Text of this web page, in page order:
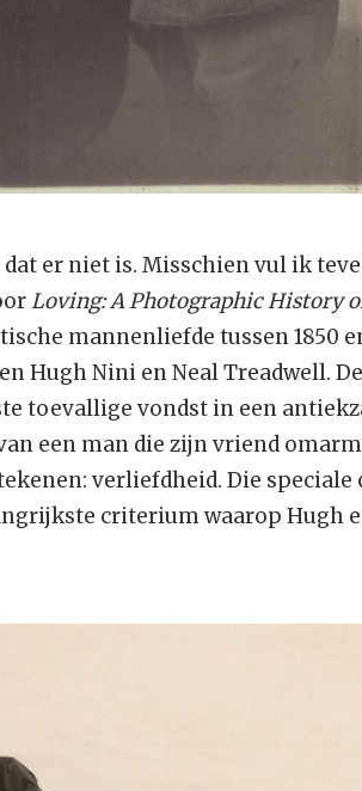
er niet is. Misschien vul ik
Loving: A Photographic History
mannenliefde tussen 1850
Hugh Nini en Neal Treadwell.
toevallige vondst in een
een man die zijn vriend
verliefdheid. Die speciale
criterium waarop Hugh